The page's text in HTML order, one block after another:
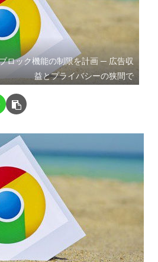
ロック機能の制限を計画 ─ 広告収
益とプライバシーの狭間で